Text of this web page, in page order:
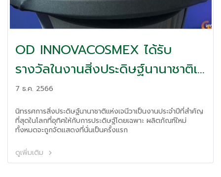
OD INNOVACOSMEX ได้รับ
รางวัลในงานสิ่งประดิษฐ์นานาชาติเจ
นีวา ครั้งที่ 48
7 ธ.ค. 2566
นิทรรศการสิ่งประดิษฐ์นานาชาติแห่งเจนีวาเป็นงานประจำปีที่สำคัญ
ที่สุดในโลกที่อุทิศให้กับการประดิษฐ์โดยเฉพาะ ผลิตภัณฑ์ใหม่
ทั้งหมดจะถูกจัดแสดงที่นั่นเป็นครั้งแรก
ดูเพิ่มเติม